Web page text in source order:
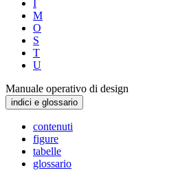
I
M
O
S
T
U
Manuale operativo di design
indici e glossario
contenuti
figure
tabelle
glossario